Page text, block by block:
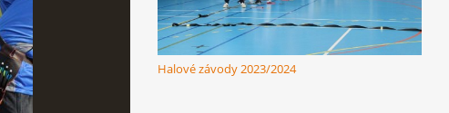
Halové závody 2023/2024